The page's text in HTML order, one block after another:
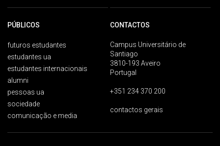
PÚBLICOS
futuros estudantes
estudantes ua
estudantes internacionais
alumni
pessoas ua
sociedade
comunicação e media
CONTACTOS
Campus Universitário de
Santiago
3810-193 Aveiro
Portugal
+351 234 370 200
contactos gerais